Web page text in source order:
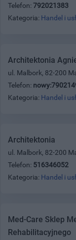
Telefon: 792021383
Kategoria: Handel i
Architektonia
ul. Malbork, 82-200
Telefon:
Kategoria: Handel i
Architektonia
ul. Malbork, 82-200
Telefon: 516346052
Kategoria: Handel i
Med-Care Sklep
Rehabilitacyjnego